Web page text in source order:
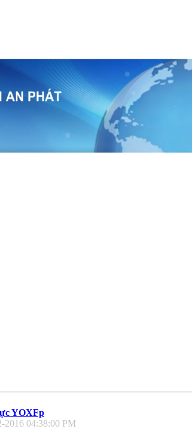
YOXFp
2016 04:38:00 PM